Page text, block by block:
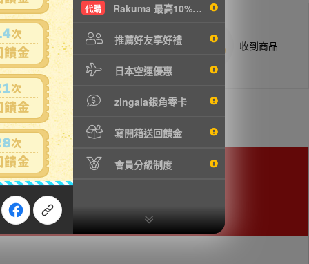
代購 Rakuma 最高10%現折
推薦好友享好禮
日本空運優惠
zingala銀角零卡
寫開箱送回饋金
會員分級制度
商品抵台通知出貨 收到商品